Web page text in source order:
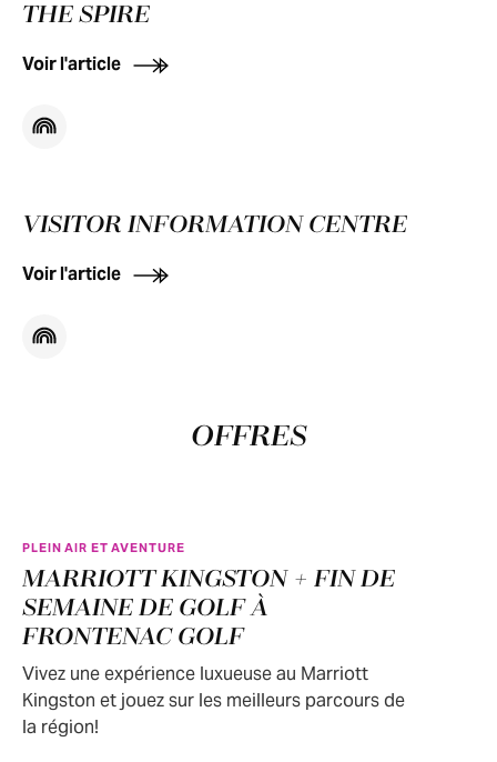
THE SPIRE
Voir l'article
VISITOR INFORMATION CENTRE
Voir l'article
OFFRES
PLEIN AIR ET AVENTURE
MARRIOTT KINGSTON + FIN DE
SEMAINE DE GOLF À
FRONTENAC GOLF
Vivez une expérience luxueuse au Marriott
Kingston et jouez sur les meilleurs parcours de
la région!